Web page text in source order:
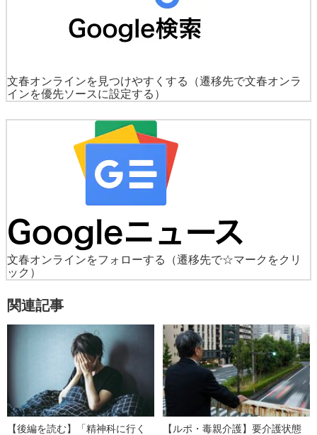
文春オンラインを見つけやすくする
（遷移先で文春オンラ
インを優先ソースに設定する）
文春オンラインをフォローする
（遷移先で☆マークをクリ
ック）
関連記事
【後編を読む】「精神科に行く
【ルポ・毒親介護】要介護状態